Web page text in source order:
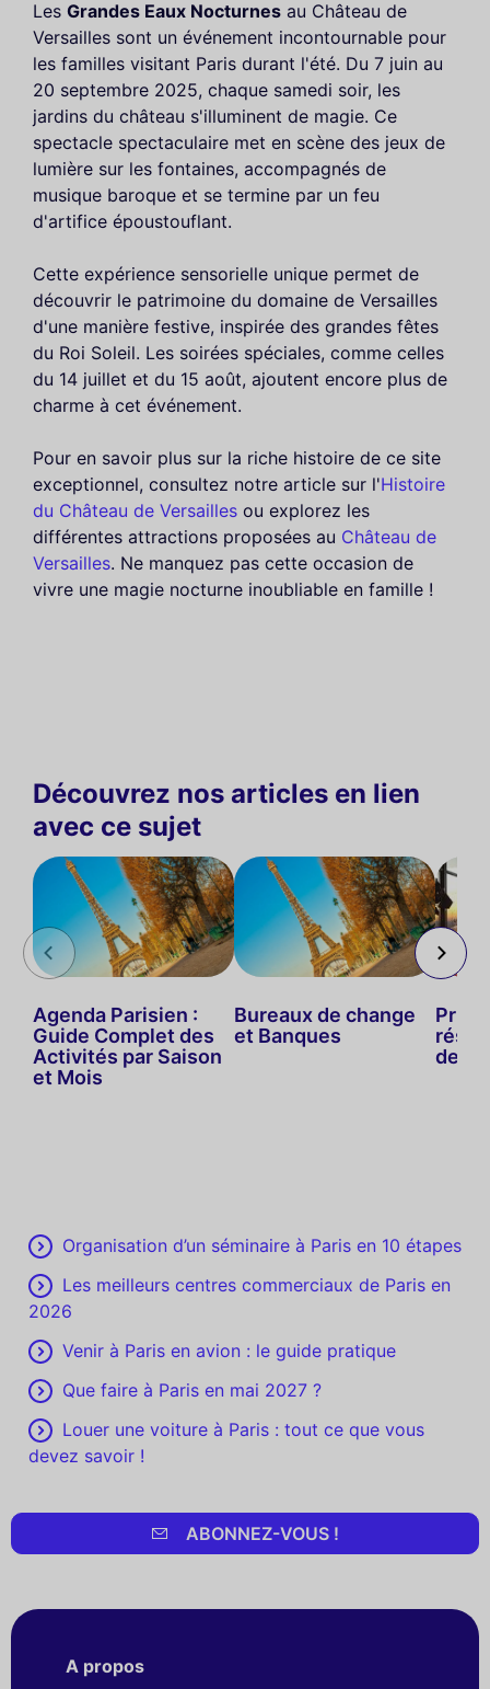
Les Grandes Eaux Nocturnes au Château de
Versailles sont un événement incontournable pour
les familles visitant Paris durant l'été. Du 7 juin au
20 septembre 2025, chaque samedi soir, les
jardins du château s'illuminent de magie. Ce
spectacle spectaculaire met en scène des jeux de
lumière sur les fontaines, accompagnés de
musique baroque et se termine par un feu
d'artifice époustouflant.
Cette expérience sensorielle unique permet de
découvrir le patrimoine du domaine de Versailles
d'une manière festive, inspirée des grandes fêtes
du Roi Soleil. Les soirées spéciales, comme celles
du 14 juillet et du 15 août, ajoutent encore plus de
charme à cet événement.
Pour en savoir plus sur la riche histoire de ce site
exceptionnel, consultez notre article sur l'Histoire
du Château de Versailles ou explorez les
différentes attractions proposées au Château de
Versailles. Ne manquez pas cette occasion de
vivre une magie nocturne inoubliable en famille !
Découvrez nos articles en lien
avec ce sujet
Agenda Parisien :
Guide Complet des
Activités par Saison
et Mois
Bureaux de change
et Banques
de
Organisation d’un séminaire à Paris en 10 étapes
Les meilleurs centres commerciaux de Paris en
2026
Venir à Paris en avion : le guide pratique
Que faire à Paris en mai 2027 ?
Louer une voiture à Paris : tout ce que vous
devez savoir !
ABONNEZ-VOUS !
A propos